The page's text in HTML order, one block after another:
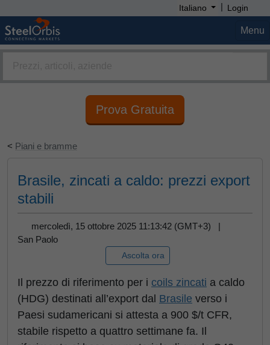
Italiano | Login
Menu
Prova Gratuita
< Piani e bramme
Brasile, zincati a caldo: prezzi export
stabili
mercoledì, 15 ottobre 2025 11:13:42 (GMT+3) |
San Paolo
Ascolta ora
Il prezzo di riferimento per i coils zincati a caldo
(HDG) destinati all’export dal Brasile verso i
Paesi sudamericani si attesta a 900 $/t CFR,
stabile rispetto a quattro settimane fa. Il